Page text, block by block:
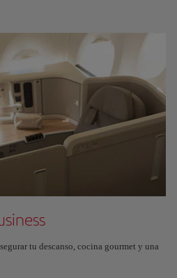
tu descanso, cocina gourmet y una